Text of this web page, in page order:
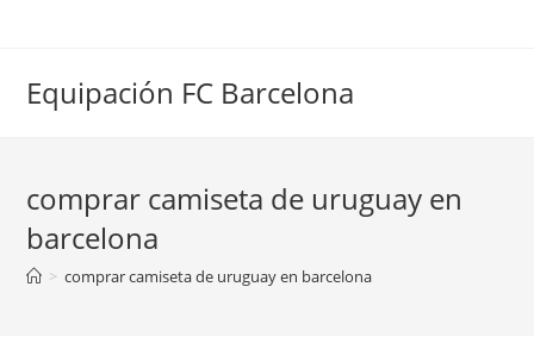
Equipación FC Barcelona
comprar camiseta de uruguay en
barcelona
> comprar camiseta de uruguay en barcelona